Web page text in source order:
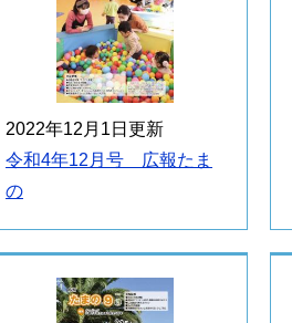
2022年12月1日更新
令和4年12月号 広報たま
の